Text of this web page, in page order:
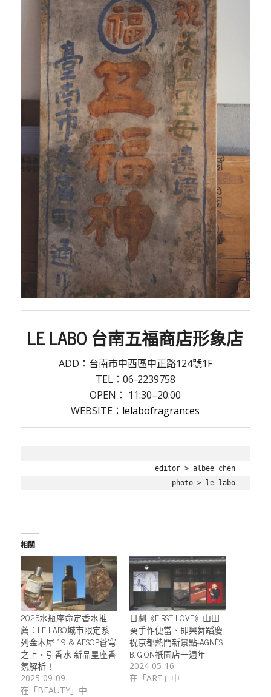
LE LABO 台南五福商店形象店
ADD： 台南市中西區中正路124號1F
TEL： 06-2239758
OPEN： 11:30–20:00
WEBSITE： lelabofragrances
editor > albee chen
photo > le labo
相關
2025水瓶座命定香水推
薦：LE LABO城市限定系
列金木犀 19 & AESOP蒼穹
之上・引香水 新品星座香
氛解析！
2025-09-09
在「BEAUTY」中
日劇《FIRST LOVE》山田
葵手作便當、即興舞蹈慶
祝京都熱門新景點-AGNÈS
B. GION祇園店一週年
2024-05-16
在「ART」中